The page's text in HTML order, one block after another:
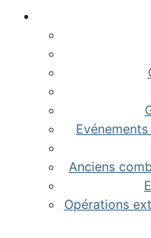
Anciens
Opérations